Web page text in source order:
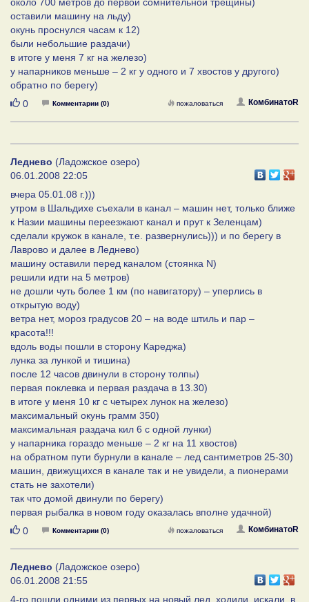
оставили машину на льду)
окунь проснулся часам к 12)
были небольшие раздачи)
в итоге у меня 7 кг на железо)
у напарников меньше – 2 кг у одного и 7 хвостов у другого)
обратно по берегу)
Нравится
0 Комментарии (0) КомбинатоR
пожаловаться
Леднево (Ладожское озеро)
06.01.2008 22:05
вчера 05.01.08 г.)))
утром в Шальдихе съехали в канал – машин нет, только ближе
к Назии машины переезжают канал и прут к Зеленцам)
сделали кружок в канале, т.е. развернулись))) и по берегу в
Лаврово и далее в Леднево)
машину оставили перед каналом (стоянка N)
решили идти на 5 метров)
не дошли чуть более 1 км (по навигатору) – уперлись в
открытую воду)
ветра нет, мороз градусов 20 – на воде штиль и пар –
красота!!!
вдоль воды пошли в сторону Кареджа)
лунка за лункой и тишина)
после 12 часов двинули в сторону толпы)
первая поклевка и первая раздача в 13.30)
в итоге у меня 10 кг с четырех лунок на железо)
максимальный окунь грамм 350)
максимальная раздача кил 6 с одной лунки)
у напарника гораздо меньше – 2 кг на 11 хвостов)
на обратном пути бурнули в канале – лед сантиметров 25-30)
машин, движущихся в канале так и не увидели, а пионерами
стать не захотели)
так что домой двинули по берегу)
первая рыбалка в новом году оказалась вполне удачной)
Нравится
0 Комментарии (0) КомбинатоR
пожаловаться
Леднево (Ладожское озеро)
06.01.2008 21:55
4-го пошли одними из первых на новый лед, ходили, искали, в